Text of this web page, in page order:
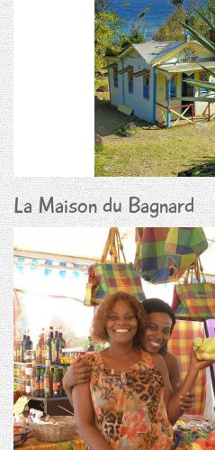
La Maison du Bagnard